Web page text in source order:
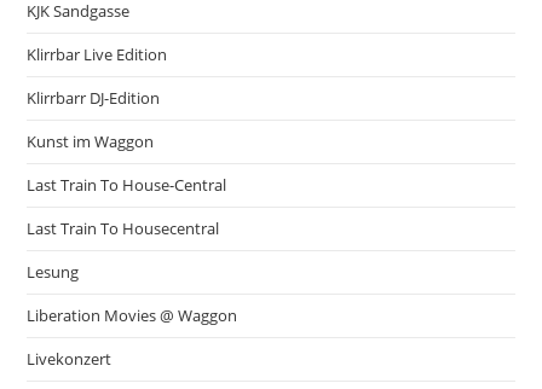
KJK Sandgasse
Klirrbar Live Edition
Klirrbarr DJ-Edition
Kunst im Waggon
Last Train To House-Central
Last Train To Housecentral
Lesung
Liberation Movies @ Waggon
Livekonzert